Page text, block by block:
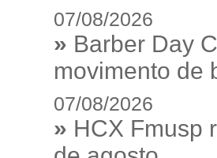
07/08/2026
» Barber Day
movimento de
07/08/2026
» HCX Fmusp